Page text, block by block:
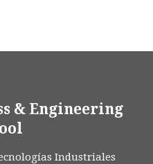
& Engineering
Industriales